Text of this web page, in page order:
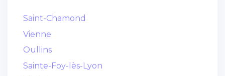
Saint-Chamond
Vienne
Oullins
Sainte-Foy-lès-Lyon